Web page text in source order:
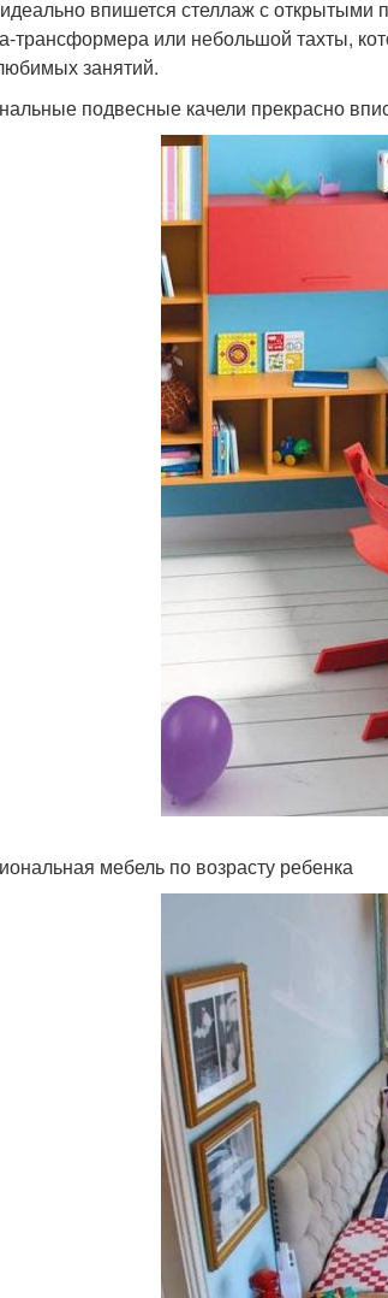
впишется стеллаж с открытыми
трансформера или небольшой тахты,
занятий.
подвесные качели прекрасно
мебель по возрасту ребенка